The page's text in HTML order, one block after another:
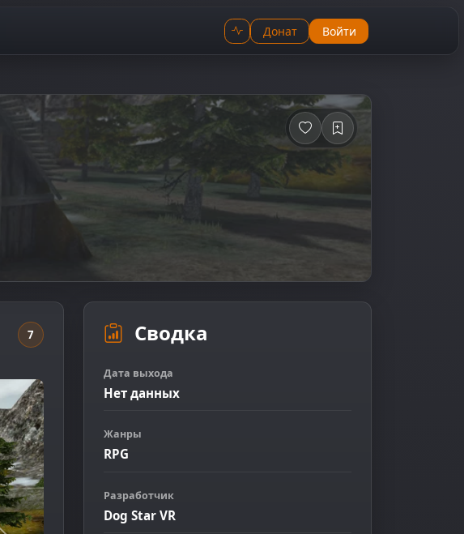
Донат Войти
7 Сводка
Дата выхода
Нет данных
Жанры
RPG
Разработчик
Dog Star VR